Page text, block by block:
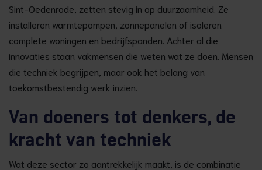
Sint-Oedenrode, zetten stevig in op duurzaamheid. Ze
installeren warmtepompen, zonnepanelen of isoleren
complete woningen en bedrijfspanden. Achter al die
innovaties staan vakmensen die weten wat ze doen. Mensen
die techniek begrijpen, maar ook het belang van
toekomstbestendig werk inzien.
Van doeners tot denkers, de
kracht van techniek
Wat deze sector zo aantrekkelijk maakt, is de combinatie